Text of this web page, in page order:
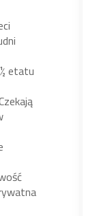
½ etatu